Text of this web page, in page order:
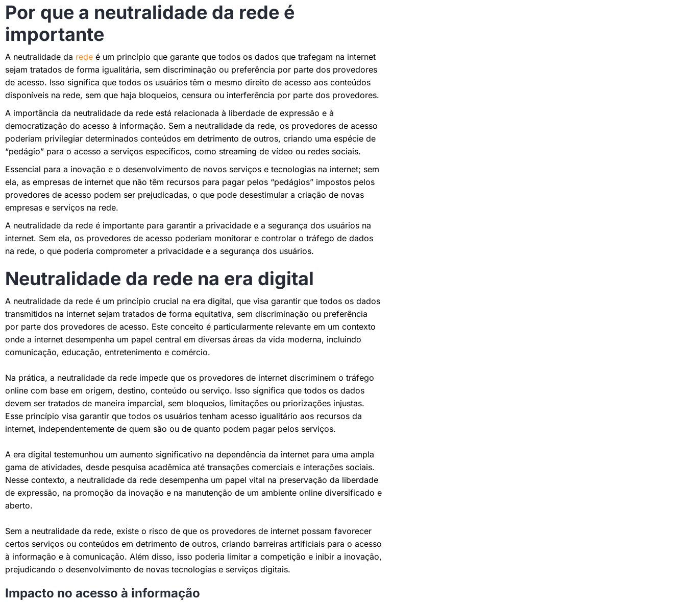
Por que a neutralidade da rede é
importante
A neutralidade da rede é um princípio que garante que todos os dados que trafegam na internet
sejam tratados de forma igualitária, sem discriminação ou preferência por parte dos provedores
de acesso. Isso significa que todos os usuários têm o mesmo direito de acesso aos conteúdos
disponíveis na rede, sem que haja bloqueios, censura ou interferência por parte dos provedores.
A importância da neutralidade da rede está relacionada à liberdade de expressão e à
democratização do acesso à informação. Sem a neutralidade da rede, os provedores de acesso
poderiam privilegiar determinados conteúdos em detrimento de outros, criando uma espécie de
“pedágio” para o acesso a serviços específicos, como streaming de vídeo ou redes sociais.
Essencial para a inovação e o desenvolvimento de novos serviços e tecnologias na internet; sem
ela, as empresas de internet que não têm recursos para pagar pelos “pedágios” impostos pelos
provedores de acesso podem ser prejudicadas, o que pode desestimular a criação de novas
empresas e serviços na rede.
A neutralidade da rede é importante para garantir a privacidade e a segurança dos usuários na
internet. Sem ela, os provedores de acesso poderiam monitorar e controlar o tráfego de dados
na rede, o que poderia comprometer a privacidade e a segurança dos usuários.
Neutralidade da rede na era digital
A neutralidade da rede é um princípio crucial na era digital, que visa garantir que todos os dados
transmitidos na internet sejam tratados de forma equitativa, sem discriminação ou preferência
por parte dos provedores de acesso. Este conceito é particularmente relevante em um contexto
onde a internet desempenha um papel central em diversas áreas da vida moderna, incluindo
comunicação, educação, entretenimento e comércio.
Na prática, a neutralidade da rede impede que os provedores de internet discriminem o tráfego
online com base em origem, destino, conteúdo ou serviço. Isso significa que todos os dados
devem ser tratados de maneira imparcial, sem bloqueios, limitações ou priorizações injustas.
Esse princípio visa garantir que todos os usuários tenham acesso igualitário aos recursos da
internet, independentemente de quem são ou de quanto podem pagar pelos serviços.
A era digital testemunhou um aumento significativo na dependência da internet para uma ampla
gama de atividades, desde pesquisa acadêmica até transações comerciais e interações sociais.
Nesse contexto, a neutralidade da rede desempenha um papel vital na preservação da liberdade
de expressão, na promoção da inovação e na manutenção de um ambiente online diversificado e
aberto.
Sem a neutralidade da rede, existe o risco de que os provedores de internet possam favorecer
certos serviços ou conteúdos em detrimento de outros, criando barreiras artificiais para o acesso
à informação e à comunicação. Além disso, isso poderia limitar a competição e inibir a inovação,
prejudicando o desenvolvimento de novas tecnologias e serviços digitais.
Impacto no acesso à informação